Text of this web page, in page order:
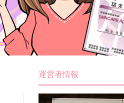
運営者情報